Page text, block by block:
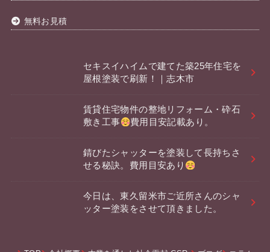
無料お見積
セキスイハイムで建てた築25年住宅を
屋根塗装で刷新！｜志木市
賃貸住宅物件の整地リフォーム・砕石
敷き工事
費用目安記載あり。
錆びたシャッターを塗装して長持ちさ
せる秘訣。費用目安あり
今日は、東久留米市ご近所さんのシャ
ッター塗装をさせて頂きました。